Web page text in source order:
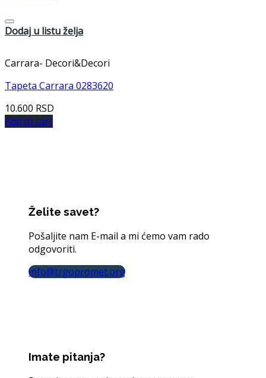
Dodaj u listu želja
Carrara- Decori&Decori
Tapeta Carrara 0283620
10.600 RSD
Add to cart
Želite savet?
Pošaljite nam E-mail a mi ćemo vam rado
odgovoriti.
info@trgopromet.org
Imate pitanja?